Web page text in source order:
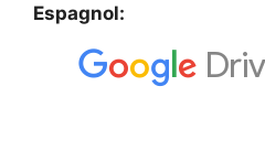
Espagnol: